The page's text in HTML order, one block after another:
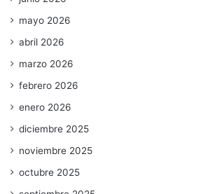
mayo 2026
abril 2026
marzo 2026
febrero 2026
enero 2026
diciembre 2025
noviembre 2025
octubre 2025